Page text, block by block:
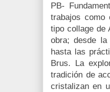
PB-
trabajos como
tipo collage de
obra; desde
hasta las
Brus. La
tradición de
cristalizan en